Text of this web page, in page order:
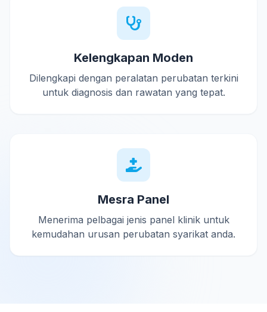
Kelengkapan Moden
Dilengkapi dengan peralatan perubatan terkini
untuk diagnosis dan rawatan yang tepat.
Mesra Panel
Menerima pelbagai jenis panel klinik untuk
kemudahan urusan perubatan syarikat anda.